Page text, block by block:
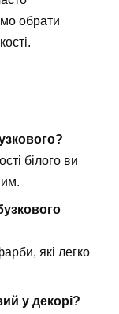
обрати
білого ви
які легко
у декорі?